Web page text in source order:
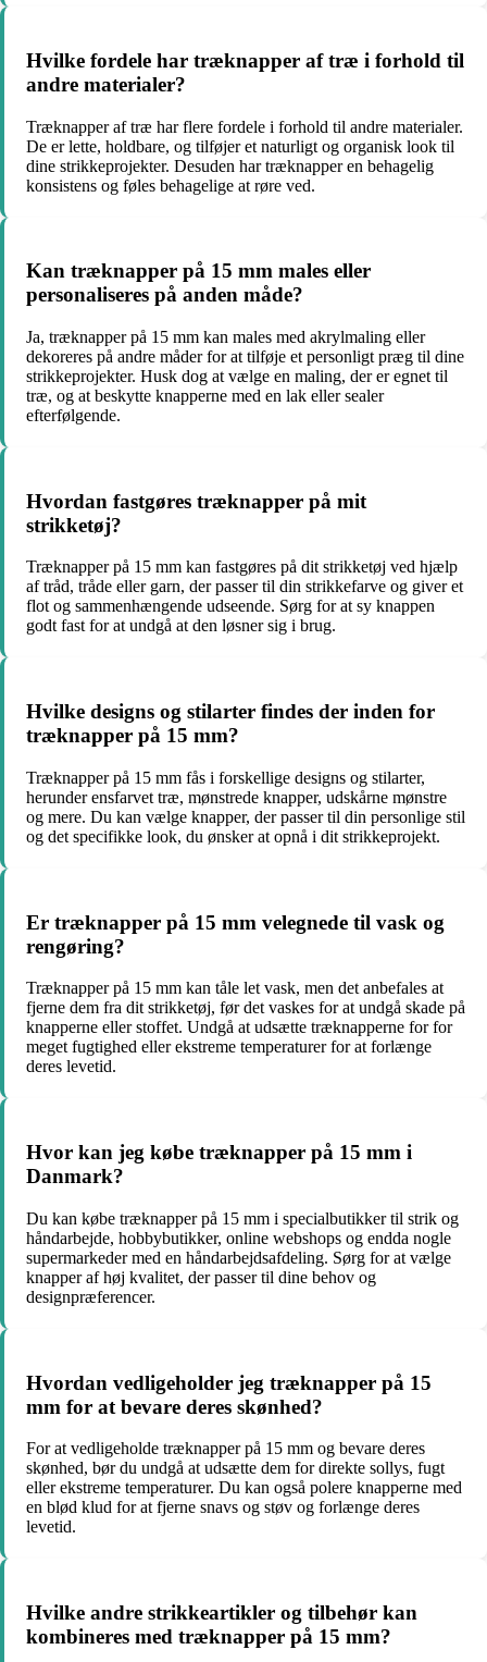
Hvilke fordele har træknapper af træ i forhold til
andre materialer?
Træknapper af træ har flere fordele i forhold til andre materialer.
De er lette, holdbare, og tilføjer et naturligt og organisk look til
dine strikkeprojekter. Desuden har træknapper en behagelig
konsistens og føles behagelige at røre ved.
Kan træknapper på 15 mm males eller
personaliseres på anden måde?
Ja, træknapper på 15 mm kan males med akrylmaling eller
dekoreres på andre måder for at tilføje et personligt præg til dine
strikkeprojekter. Husk dog at vælge en maling, der er egnet til
træ, og at beskytte knapperne med en lak eller sealer
efterfølgende.
Hvordan fastgøres træknapper på mit
strikketøj?
Træknapper på 15 mm kan fastgøres på dit strikketøj ved hjælp
af tråd, tråde eller garn, der passer til din strikkefarve og giver et
flot og sammenhængende udseende. Sørg for at sy knappen
godt fast for at undgå at den løsner sig i brug.
Hvilke designs og stilarter findes der inden for
træknapper på 15 mm?
Træknapper på 15 mm fås i forskellige designs og stilarter,
herunder ensfarvet træ, mønstrede knapper, udskårne mønstre
og mere. Du kan vælge knapper, der passer til din personlige stil
og det specifikke look, du ønsker at opnå i dit strikkeprojekt.
Er træknapper på 15 mm velegnede til vask og
rengøring?
Træknapper på 15 mm kan tåle let vask, men det anbefales at
fjerne dem fra dit strikketøj, før det vaskes for at undgå skade på
knapperne eller stoffet. Undgå at udsætte træknapperne for for
meget fugtighed eller ekstreme temperaturer for at forlænge
deres levetid.
Hvor kan jeg købe træknapper på 15 mm i
Danmark?
Du kan købe træknapper på 15 mm i specialbutikker til strik og
håndarbejde, hobbybutikker, online webshops og endda nogle
supermarkeder med en håndarbejdsafdeling. Sørg for at vælge
knapper af høj kvalitet, der passer til dine behov og
designpræferencer.
Hvordan vedligeholder jeg træknapper på 15
mm for at bevare deres skønhed?
For at vedligeholde træknapper på 15 mm og bevare deres
skønhed, bør du undgå at udsætte dem for direkte sollys, fugt
eller ekstreme temperaturer. Du kan også polere knapperne med
en blød klud for at fjerne snavs og støv og forlænge deres
levetid.
Hvilke andre strikkeartikler og tilbehør kan
kombineres med træknapper på 15 mm?